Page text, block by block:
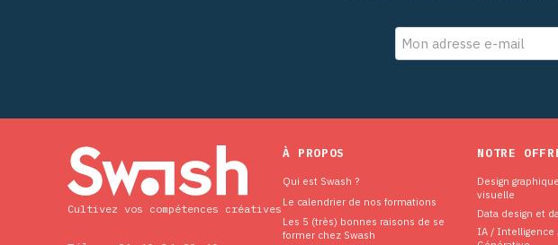
Cultivez vos compétences créatives
À PROPOS
Qui est Swash ?
Le calendrier de nos formations
Les 5 (très) bonnes raisons de se
former chez Swash
NOTRE
Design
visuelle
Data design et
IA / Intelligence